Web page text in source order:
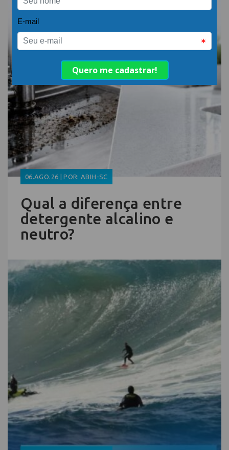
06.AGO.26 | POR: ABIH-SC
Qual a diferença entre
detergente alcalino e
neutro?